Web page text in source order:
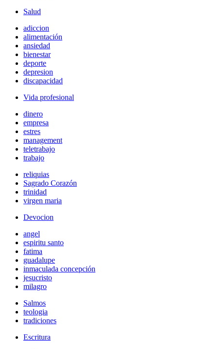
Salud
adiccion
alimentación
ansiedad
bienestar
deporte
depresion
discapacidad
Vida profesional
dinero
empresa
estres
management
teletrabajo
trabajo
reliquias
Sagrado Corazón
trinidad
virgen maria
Devocion
angel
espiritu santo
fatima
guadalupe
inmaculada concepción
jesucristo
milagro
Salmos
teologia
tradiciones
Escritura